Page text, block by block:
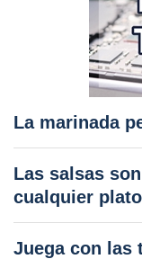
La marinada
Las salsas
cualquier plato
Juega con las